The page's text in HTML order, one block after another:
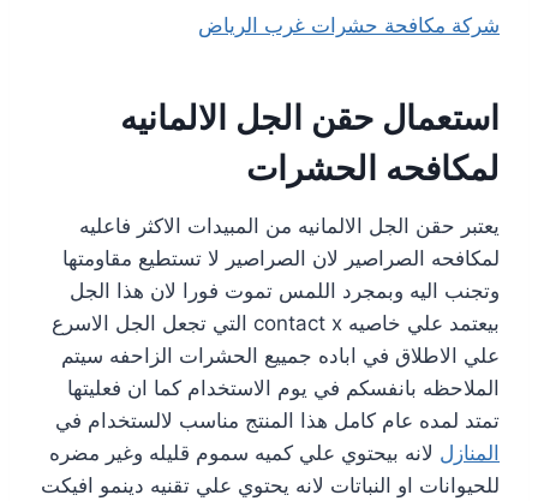
شركة مكافحة حشرات غرب الرياض
استعمال حقن الجل الالمانيه
لمكافحه الحشرات
يعتبر حقن الجل الالمانيه من المبيدات الاكثر فاعليه
لمكافحه الصراصير لان الصراصير لا تستطيع مقاومتها
وتجنب اليه وبمجرد اللمس تموت فورا لان هذا الجل
بيعتمد علي خاصيه contact x التي تجعل الجل الاسرع
علي الاطلاق في اباده جمييع الحشرات الزاحفه سيتم
الملاحظه بانفسكم في يوم الاستخدام كما ان فعليتها
تمتد لمده عام كامل هذا المنتج مناسب لالستخدام في
المنازل لانه بيحتوي علي كميه سموم قليله وغير مضره
للحيوانات او النباتات لانه يحتوي علي تقنيه دينمو افيكت